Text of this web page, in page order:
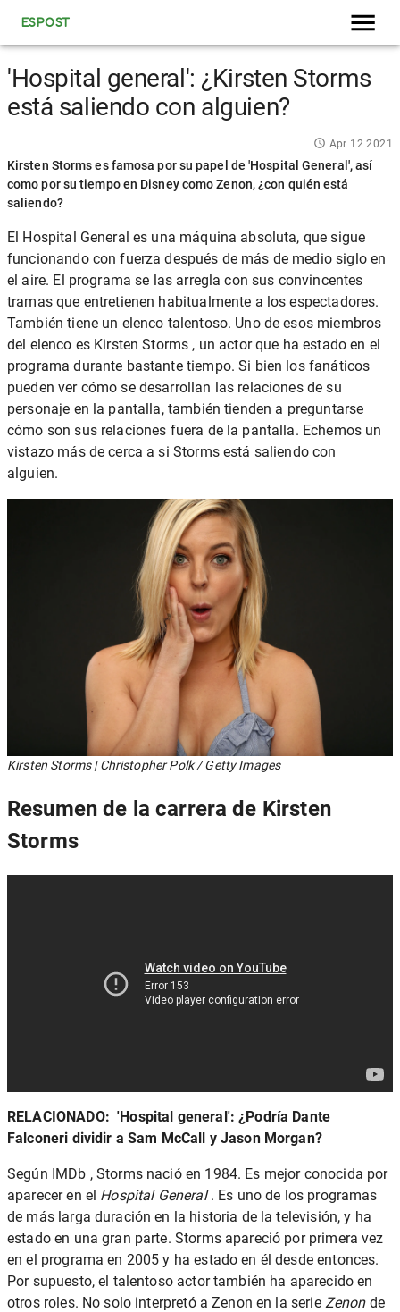
ESPOST
'Hospital general': ¿Kirsten Storms
está saliendo con alguien?
Apr 12 2021
Kirsten Storms es famosa por su papel de 'Hospital General', así
como por su tiempo en Disney como Zenon, ¿con quién está
saliendo?
El Hospital General es una máquina absoluta, que sigue
funcionando con fuerza después de más de medio siglo en
el aire. El programa se las arregla con sus convincentes
tramas que entretienen habitualmente a los espectadores.
También tiene un elenco talentoso. Uno de esos miembros
del elenco es Kirsten Storms , un actor que ha estado en el
programa durante bastante tiempo. Si bien los fanáticos
pueden ver cómo se desarrollan las relaciones de su
personaje en la pantalla, también tienden a preguntarse
cómo son sus relaciones fuera de la pantalla. Echemos un
vistazo más de cerca a si Storms está saliendo con
alguien.
Kirsten Storms | Christopher Polk / Getty Images
Resumen de la carrera de Kirsten
Storms
RELACIONADO:'Hospital general': ¿Podría Dante
Falconeri dividir a Sam McCall y Jason Morgan?
Según IMDb , Storms nació en 1984. Es mejor conocida por
aparecer en el Hospital General. Es uno de los programas
de más larga duración en la historia de la televisión, y ha
estado en una gran parte. Storms apareció por primera vez
en el programa en 2005 y ha estado en él desde entonces.
Por supuesto, el talentoso actor también ha aparecido en
otros roles. No solo interpretó a Zenon en la serie Zenonde